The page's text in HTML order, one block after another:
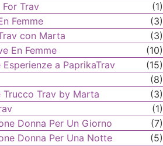
Trav
(1)
Femme
(3)
con Marta
(3)
En Femme
(10)
a PaprikaTrav
(15)
(8)
Trucco Trav by Marta
(3)
(1)
Donna Per Un Giorno
(7)
Donna Per Una Notte
(5)